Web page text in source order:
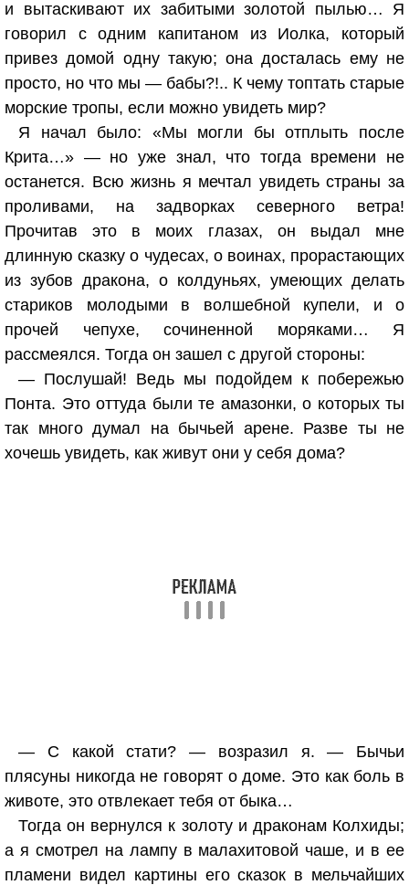
и вытаскивают их забитыми золотой пылью… Я
говорил с одним капитаном из Иолка, который
привез домой одну такую; она досталась ему не
просто, но что мы — бабы?!.. К чему топтать старые
морские тропы, если можно увидеть мир?
Я начал было: «Мы могли бы отплыть после
Крита…» — но уже знал, что тогда времени не
останется. Всю жизнь я мечтал увидеть страны за
проливами, на задворках северного ветра!
Прочитав это в моих глазах, он выдал мне
длинную сказку о чудесах, о воинах, прорастающих
из зубов дракона, о колдуньях, умеющих делать
стариков молодыми в волшебной купели, и о
прочей чепухе, сочиненной моряками… Я
рассмеялся. Тогда он зашел с другой стороны:
— Послушай! Ведь мы подойдем к побережью
Понта. Это оттуда были те амазонки, о которых ты
так много думал на бычьей арене. Разве ты не
хочешь увидеть, как живут они у себя дома?
— С какой стати? — возразил я. — Бычьи
плясуны никогда не говорят о доме. Это как боль в
животе, это отвлекает тебя от быка…
Тогда он вернулся к золоту и драконам Колхиды;
а я смотрел на лампу в малахитовой чаше, и в ее
пламени видел картины его сказок в мельчайших